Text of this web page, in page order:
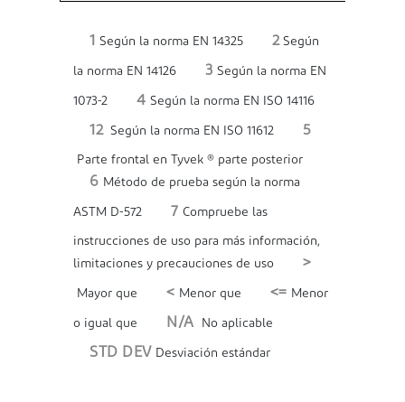
1 Según la norma EN 14325 2Según
la norma EN 14126 3 Según la norma EN
1073-2 4 Según la norma EN ISO 14116
12Según la norma EN ISO 11612 5
Parte frontal en Tyvek ® parte posterior
6 Método de prueba según la norma
ASTM D-572 7 Compruebe las
instrucciones de uso para más información,
limitaciones y precauciones de uso
>
Mayor que < Menor que <= Menor
o igual que N/A No aplicable
STD DEV Desviación estándar